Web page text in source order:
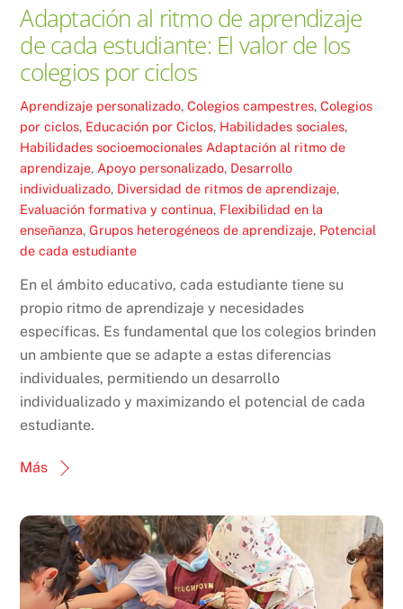
Adaptación al ritmo de aprendizaje
de cada estudiante: El valor de los
colegios por ciclos
Aprendizaje personalizado,Colegios campestres,Colegios
por ciclos, Educación por Ciclos, Habilidades sociales,
Habilidades socioemocionales Adaptación al ritmo de
aprendizaje, Apoyo personalizado, Desarrollo
individualizado, Diversidad de ritmos de aprendizaje,
Evaluación formativa y continua, Flexibilidad en la
enseñanza,Grupos heterogéneos de aprendizaje, Potencial
de cada estudiante
En el ámbito educativo, cada estudiante tiene su
propio ritmo de aprendizaje y necesidades
específicas. Es fundamental que los colegios brinden
un ambiente que se adapte a estas diferencias
individuales, permitiendo un desarrollo
individualizado y maximizando el potencial de cada
estudiante.
Más